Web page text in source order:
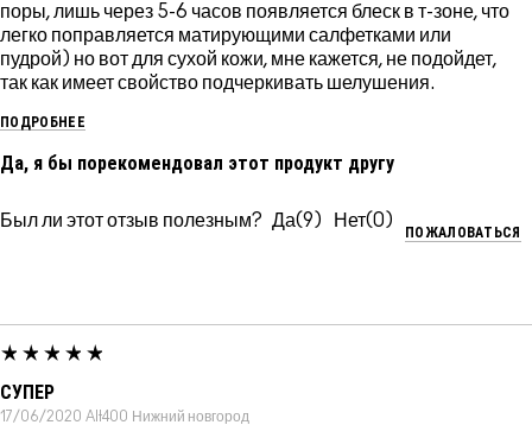
поры, лишь через 5-6 часов появляется блеск в т-зоне, что
легко поправляется матирующими салфетками или
пудрой) но вот для сухой кожи, мне кажется, не подойдет,
так как имеет свойство подчеркивать шелушения.
ПОДРОБНЕЕ
Да, я бы порекомендовал этот продукт другу
Был ли этот отзыв полезным? 9 0
ПОЖАЛОВАТЬСЯ
СУПЕР
17/06/2020 Alt400 Нижний новгород